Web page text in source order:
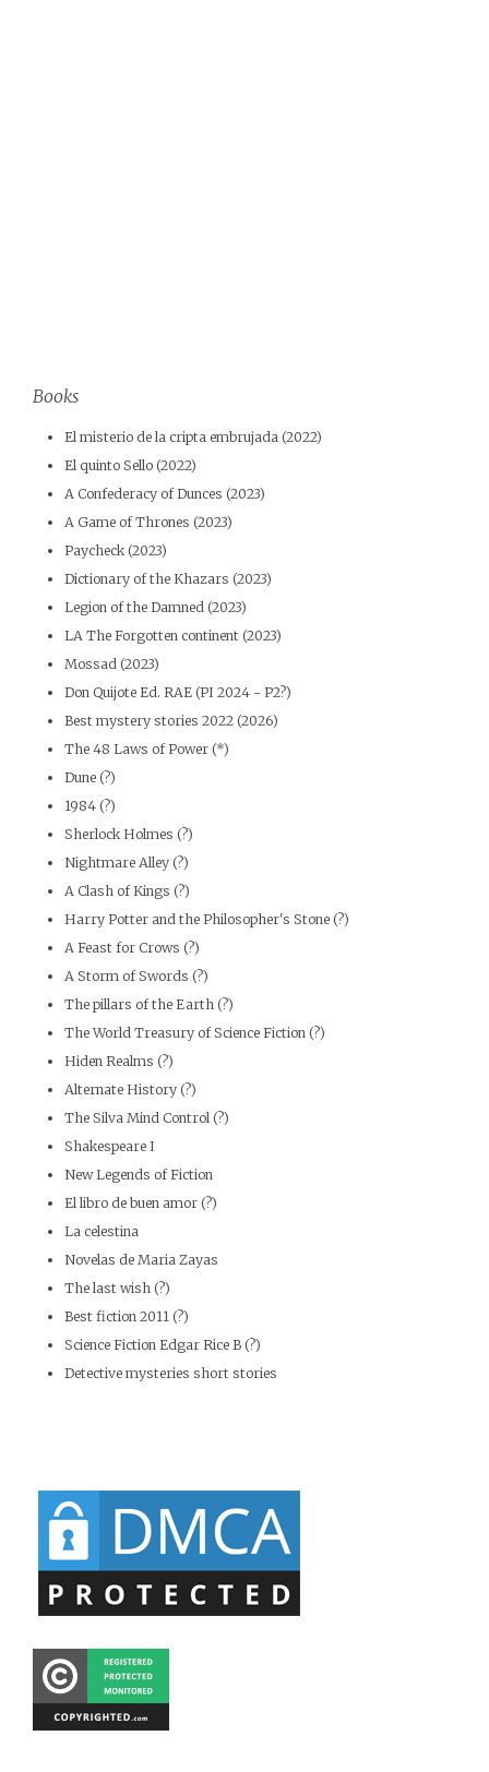
Books
El misterio de la cripta embrujada (2022)
El quinto Sello (2022)
A Confederacy of Dunces (2023)
A Game of Thrones (2023)
Paycheck (2023)
Dictionary of the Khazars (2023)
Legion of the Damned (2023)
LA The Forgotten continent (2023)
Mossad (2023)
Don Quijote Ed. RAE (PI 2024 - P2?)
Best mystery stories 2022 (2026)
The 48 Laws of Power (*)
Dune (?)
1984 (?)
Sherlock Holmes (?)
Nightmare Alley (?)
A Clash of Kings (?)
Harry Potter and the Philosopher's Stone (?)
A Feast for Crows (?)
A Storm of Swords (?)
The pillars of the Earth (?)
The World Treasury of Science Fiction (?)
Hiden Realms (?)
Alternate History (?)
The Silva Mind Control (?)
Shakespeare I
New Legends of Fiction
El libro de buen amor (?)
La celestina
Novelas de Maria Zayas
The last wish (?)
Best fiction 2011 (?)
Science Fiction Edgar Rice B (?)
Detective mysteries short stories